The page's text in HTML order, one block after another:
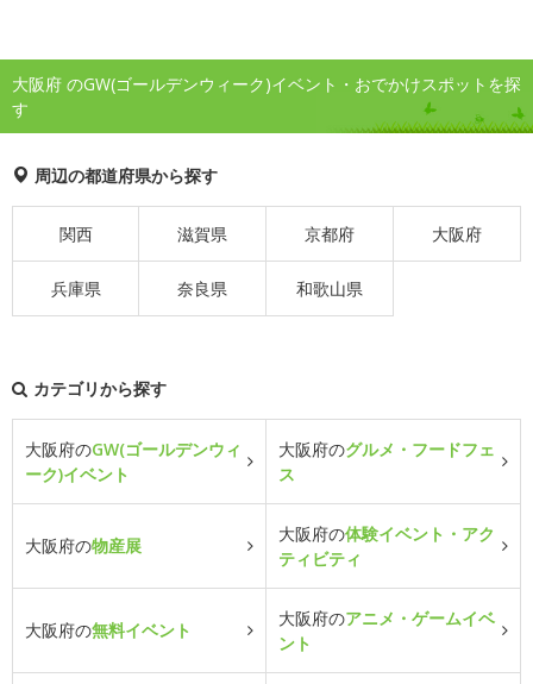
大阪府 のGW(ゴールデンウィーク)イベント・おでかけスポットを探
す
周辺の都道府県から探す
関西 滋賀県 京都府 大阪府
兵庫県 奈良県 和歌山県
カテゴリから探す
大阪府のGW(ゴールデンウィ
ーク)イベント
大阪府のグルメ・フードフェ
ス
大阪府の物産展
大阪府の体験イベント・アク
ティビティ
大阪府の無料イベント
大阪府のアニメ・ゲームイベ
ント